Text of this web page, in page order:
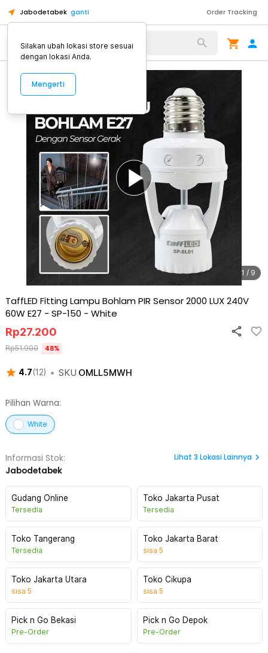
Jabodetabek ganti Order Tracking
Alat Kopi
1 / 9
TaffLED Fitting Lampu Bohlam PIR Sensor 2000 LUX 240V
60W E27 - SP-150 - White
4.7(12) • SKU OMLL5MWH
Rp27.200
Rp51.900 48%
Pilihan Warna:
White
Informasi Stok:
Jabodetabek
Lihat 3 Lokasi Lainnya
Gudang Online
Tersedia
Toko Jakarta Pusat
Tersedia
Toko Tangerang
Tersedia
Toko Jakarta Barat
sisa 5
Toko Jakarta Utara
sisa 5
Toko Cikupa
sisa 5
Pick n Go Bekasi
Pre-Order
Pick n Go Depok
Pre-Order
Silakan ubah lokasi store sesuai
dengan lokasi Anda.
Mengerti